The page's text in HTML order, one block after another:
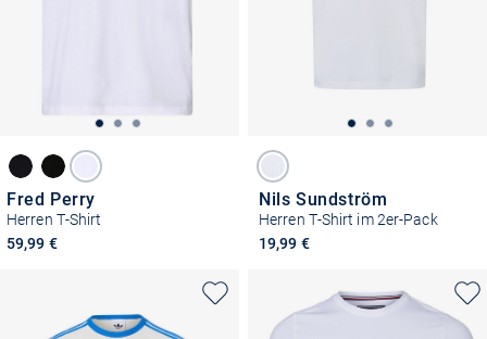
Fred Perry
Herren T-Shirt
59,99 €
Nils Sundström
Herren T-Shirt im 2er-Pack
19,99 €